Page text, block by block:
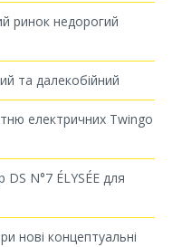
ринок недорогий
та далекобійний
електричних Twingo
N°7 ÉLYSÉE для
нові концептуальні